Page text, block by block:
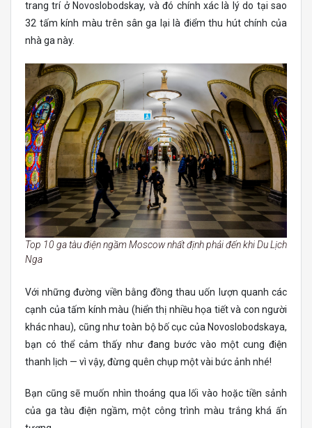
trang trí ở Novoslobodskay, và đó chính xác là lý do tại sao
32 tấm kính màu trên sân ga lại là điểm thu hút chính của
nhà ga này.
Top 10 ga tàu điện ngầm Moscow nhất định phải đến khi Du Lịch
Nga
Với những đường viền bằng đồng thau uốn lượn quanh các
cạnh của tấm kính màu (hiển thị nhiều họa tiết và con người
khác nhau), cũng như toàn bộ bố cục của Novoslobodskaya,
bạn có thể cảm thấy như đang bước vào một cung điện
thanh lịch — vì vậy, đừng quên chụp một vài bức ảnh nhé!
Bạn cũng sẽ muốn nhìn thoáng qua lối vào hoặc tiền sảnh
của ga tàu điện ngầm, một công trình màu trắng khá ấn